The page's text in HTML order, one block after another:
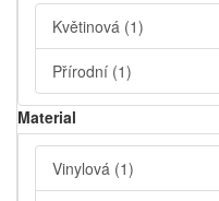
Květinová (1)
Přírodní (1)
Material
Vinylová (1)